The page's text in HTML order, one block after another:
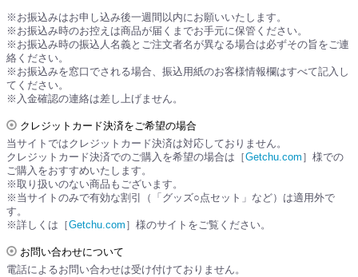
※お振込みはお申し込み後一週間以内にお願いいたします。
※お振込み時のお控えは商品が届くまでお手元に保管ください。
※お振込み時の振込人名義とご注文者名が異なる場合は必ずその旨をご連
絡ください。
※お振込みを窓口でされる場合、振込用紙のお客様情報欄はすべて記入し
てください。
※入金確認の連絡は差し上げません。
クレジットカード決済をご希望の場合
当サイトではクレジットカード決済は対応しておりません。
クレジットカード決済でのご購入を希望の場合は［Getchu.com ］様での
ご購入をおすすめいたします。
※取り扱いのない商品もございます。
※当サイトのみで有効な割引（「グッズ○点セット」など）は適用外で
す。
※詳しくは［Getchu.com ］様のサイトをご覧ください。
お問い合わせについて
電話によるお問い合わせは受け付けておりません。